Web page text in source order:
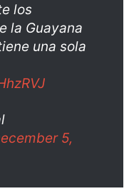
los
la Guayana
una sola
5,